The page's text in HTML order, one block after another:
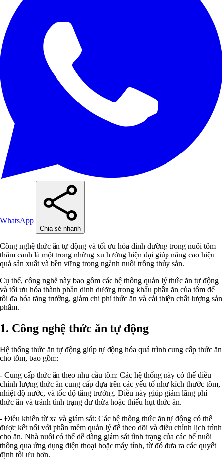
WhatsApp
Chia sẻ nhanh
Công nghệ thức ăn tự động và tối ưu hóa dinh dưỡng trong nuôi tôm
thâm canh là một trong những xu hướng hiện đại giúp nâng cao hiệu
quả sản xuất và bền vững trong ngành nuôi trồng thủy sản.
Cụ thể, công nghệ này bao gồm các hệ thống quản lý thức ăn tự động
và tối ưu hóa thành phần dinh dưỡng trong khẩu phần ăn của tôm để
tối đa hóa tăng trưởng, giảm chi phí thức ăn và cải thiện chất lượng sản
phẩm.
1. Công nghệ thức ăn tự động
Hệ thống thức ăn tự động giúp tự động hóa quá trình cung cấp thức ăn
cho tôm, bao gồm:
- Cung cấp thức ăn theo nhu cầu tôm: Các hệ thống này có thể điều
chỉnh lượng thức ăn cung cấp dựa trên các yếu tố như kích thước tôm,
nhiệt độ nước, và tốc độ tăng trưởng. Điều này giúp giảm lãng phí
thức ăn và tránh tình trạng dư thừa hoặc thiếu hụt thức ăn.
- Điều khiển từ xa và giám sát: Các hệ thống thức ăn tự động có thể
được kết nối với phần mềm quản lý để theo dõi và điều chỉnh lịch trình
cho ăn. Nhà nuôi có thể dễ dàng giám sát tình trạng của các bể nuôi
thông qua ứng dụng điện thoại hoặc máy tính, từ đó đưa ra các quyết
định tối ưu hơn.